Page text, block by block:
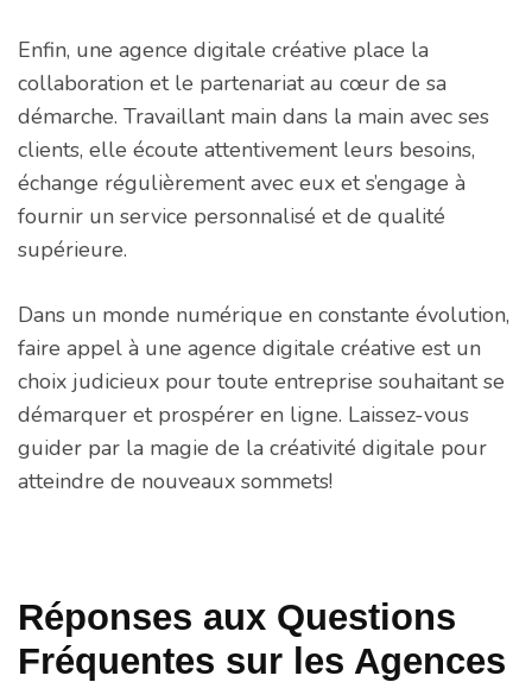
Enfin, une agence digitale créative place la
collaboration et le partenariat au cœur de sa
démarche. Travaillant main dans la main avec ses
clients, elle écoute attentivement leurs besoins,
échange régulièrement avec eux et s’engage à
fournir un service personnalisé et de qualité
supérieure.
Dans un monde numérique en constante évolution,
faire appel à une agence digitale créative est un
choix judicieux pour toute entreprise souhaitant se
démarquer et prospérer en ligne. Laissez-vous
guider par la magie de la créativité digitale pour
atteindre de nouveaux sommets!
Réponses aux Questions
Fréquentes sur les Agences